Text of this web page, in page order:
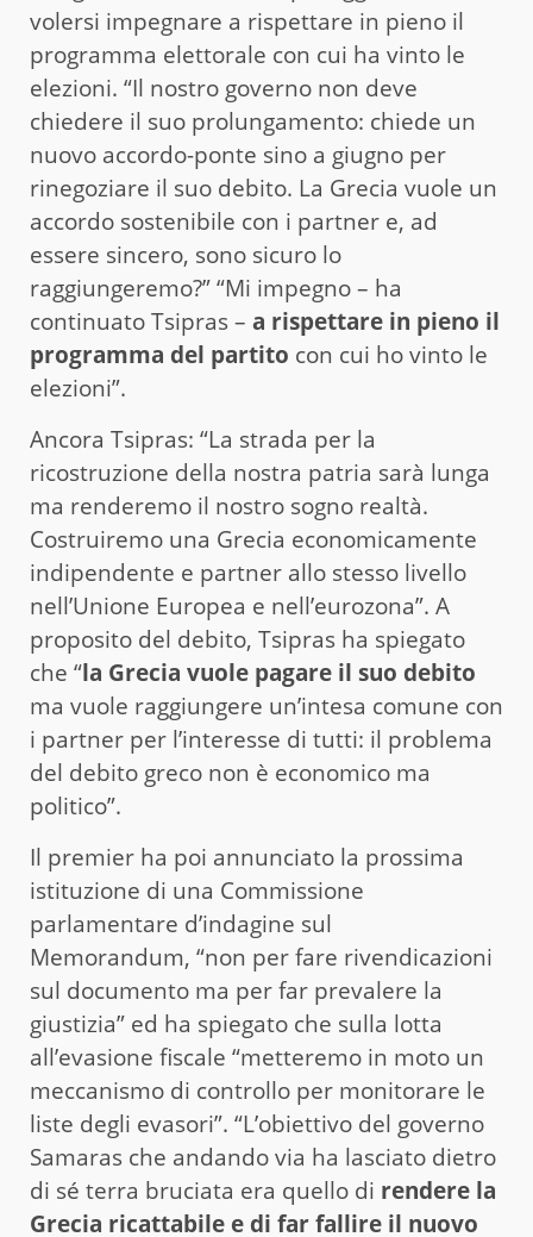
volersi impegnare a rispettare in pieno il
programma elettorale con cui ha vinto le
elezioni. “Il nostro governo non deve
chiedere il suo prolungamento: chiede un
nuovo accordo-ponte sino a giugno per
rinegoziare il suo debito. La Grecia vuole un
accordo sostenibile con i partner e, ad
essere sincero, sono sicuro lo
raggiungeremo?” “Mi impegno – ha
continuato Tsipras – a rispettare in pieno il
programma del partito con cui ho vinto le
elezioni”.
Ancora Tsipras: “La strada per la
ricostruzione della nostra patria sarà lunga
ma renderemo il nostro sogno realtà.
Costruiremo una Grecia economicamente
indipendente e partner allo stesso livello
nell’Unione Europea e nell’eurozona”. A
proposito del debito, Tsipras ha spiegato
che “la Grecia vuole pagare il suo debito
ma vuole raggiungere un’intesa comune con
i partner per l’interesse di tutti: il problema
del debito greco non è economico ma
politico”.
Il premier ha poi annunciato la prossima
istituzione di una Commissione
parlamentare d’indagine sul
Memorandum, “non per fare rivendicazioni
sul documento ma per far prevalere la
giustizia” ed ha spiegato che sulla lotta
all’evasione fiscale “metteremo in moto un
meccanismo di controllo per monitorare le
liste degli evasori”. “L’obiettivo del governo
Samaras che andando via ha lasciato dietro
di sé terra bruciata era quello di rendere la
Grecia ricattabile e di far fallire il nuovo